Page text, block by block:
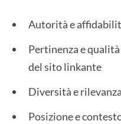
Autorità e
Pertinenza e
del sito linkante
Diversità e
Posizione e